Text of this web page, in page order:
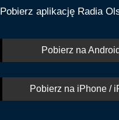
Pobierz aplikację Radia
Pobierz na Android
Pobierz na iPhone /